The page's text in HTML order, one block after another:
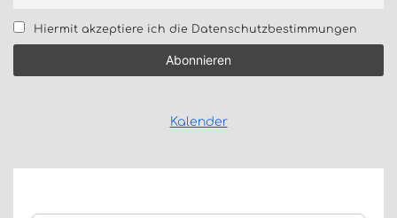
Hiermit akzeptiere ich die Datenschutzbestimmungen
Kalender